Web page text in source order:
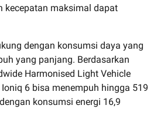
kecepatan maksimal dapat
dengan konsumsi daya yang
yang panjang. Berdasarkan
Harmonised Light Vehicle
Ioniq 6 bisa menempuh hingga 519
konsumsi energi 16,9